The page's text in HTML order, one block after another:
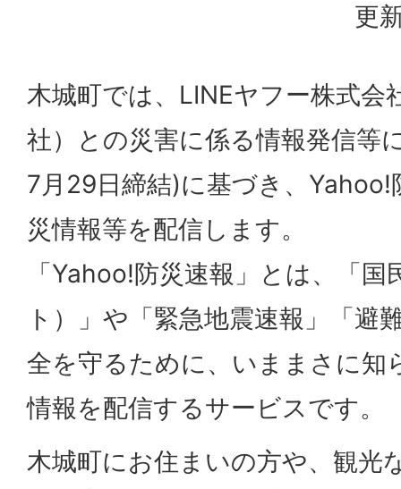
更
木城町では、LINEヤフー株式会
社）との災害に係る情報発信等
7月29日締結)に基づき、Yahoo!
災情報等を配信します。
「Yahoo!防災速報」とは、「
ト）」や「緊急地震速報」「避
全を守るために、いままさに知
情報を配信するサービスです。
木城町にお住まいの方や、観光